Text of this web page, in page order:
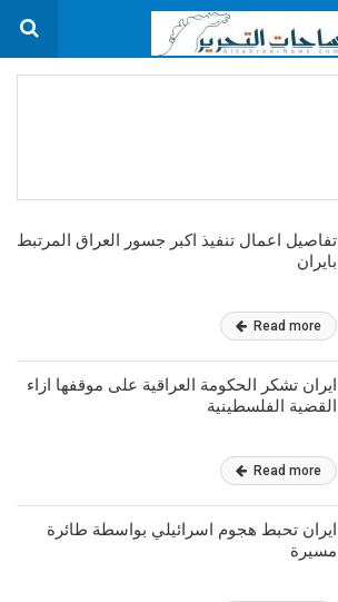
تفاصيل اعمال تنفيذ اكبر جسور العراق المرتبط
بايران
Read more
ايران تشكر الحكومة العراقية على موقفها ازاء
القضية الفلسطينية
Read more
ايران تحبط هجوم اسرائيلي بواسطة طائرة
مسيرة